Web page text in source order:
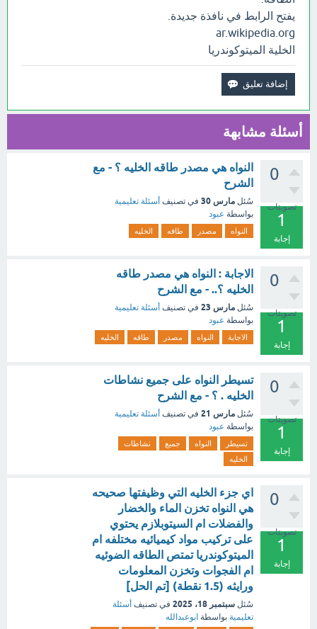
يفتح الرابط في نافذة جديدة.
ar.wikipedia.org
الخلية الميتوكوندريا
أسئلة مشابهة
0
تصويتات
1
إجابة
النواه هي مصدر طاقه الخليه ؟ - مع
الشرح
سُئل مارس 30 في تصنيف أسئلة تعليمية
بواسطة عبود
النواه مصدر طاقه الخليه
0
تصويتات
1
إجابة
الاجابة : النواه هي مصدر طاقه
الخليه ؟.. - مع الشرح
سُئل مارس 23 في تصنيف أسئلة تعليمية
بواسطة عبود
الاجابة النواه مصدر طاقه الخليه
0
تصويتات
1
إجابة
تسيطر النواه على جميع نشاطات
الخليه . ؟ - مع الشرح
سُئل مارس 21 في تصنيف أسئلة تعليمية
بواسطة عبود
تسيطر النواه جميع
نشاطات
الخليه
0
تصويتات
1
إجابة
اي جزء الخليه التي وظيفتها صحيحه
هي النواه تخزن الماء والخضار
والفضلات ام السيتوبلازم يحتوي
على تركيب مواد كيميائيه مختلفه ام
الميتوكوندريا تمتص الطاقه الضوئيه
ام الفجوات وتخزن المعلومات
ورايثه (1.5 نقطة) [تم الحل]
سُئل سبتمبر 18، 2025 في تصنيف أسئلة
تعليمية بواسطة ابوعبدالله